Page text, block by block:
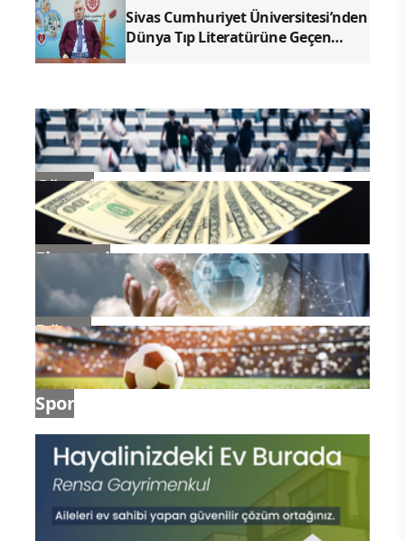
Sivas Cumhuriyet Üniversitesi’nden
Dünya Tıp Literatürüne Geçen
Güncel
Ekonomi
Dünya
Spor